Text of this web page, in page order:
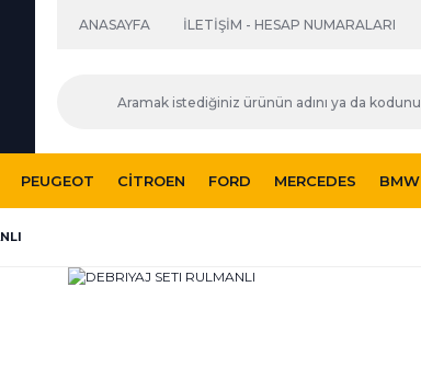
ANASAYFA İLETİŞİM - HESAP NUMARALARI
PEUGEOT CITROEN FORD MERCEDES BMW